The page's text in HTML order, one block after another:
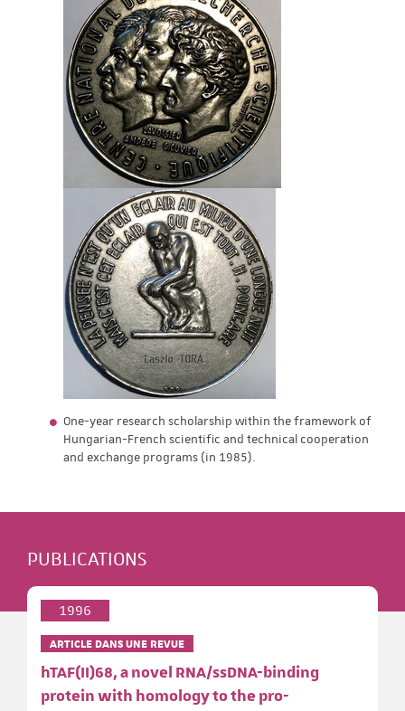
One-year research scholarship within the framework of
Hungarian-French scientific and technical cooperation
and exchange programs (in 1985).
PUBLICATIONS
1996
ARTICLE DANS UNE REVUE
hTAF(II)68, a novel RNA/ssDNA-binding
protein with homology to the pro-